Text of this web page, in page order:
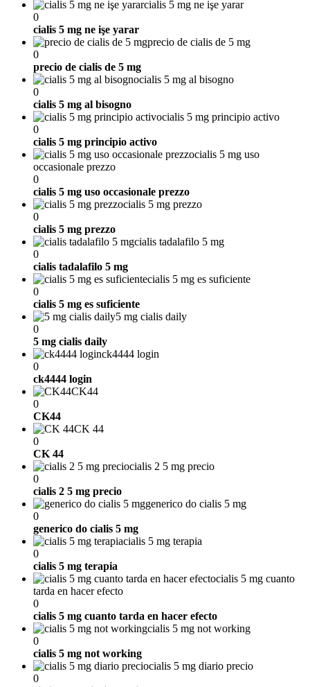
cialis 5 mg ne işe yarar
0
cialis 5 mg ne işe yarar
precio de cialis de 5 mg
0
precio de cialis de 5 mg
cialis 5 mg al bisogno
0
cialis 5 mg al bisogno
cialis 5 mg principio activo
0
cialis 5 mg principio activo
cialis 5 mg uso
occasionale prezzo
0
cialis 5 mg uso occasionale prezzo
cialis 5 mg prezzo
0
cialis 5 mg prezzo
cialis tadalafilo 5 mg
0
cialis tadalafilo 5 mg
cialis 5 mg es suficiente
0
cialis 5 mg es suficiente
5 mg cialis daily
0
5 mg cialis daily
ck4444 login
0
ck4444 login
CK44
0
CK44
CK 44
0
CK 44
cialis 2 5 mg precio
0
cialis 2 5 mg precio
generico do cialis 5 mg
0
generico do cialis 5 mg
cialis 5 mg terapia
0
cialis 5 mg terapia
cialis 5 mg cuanto
tarda en hacer efecto
0
cialis 5 mg cuanto tarda en hacer efecto
cialis 5 mg not working
0
cialis 5 mg not working
cialis 5 mg diario precio
0